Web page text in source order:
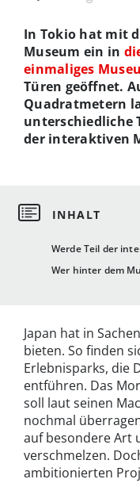
Werde Teil der
Wer hinter dem
In Tokio hat mit
Museum ein in
einmaliges
Türen geöffnet.
Quadratmetern
unterschiedliche
der interaktiven
Japan hat in
bieten. So finden
Erlebnisparks, die
entführen. Das
soll laut seinen
nochmal
auf besondere Art
verschmelzen.
ambitionierten